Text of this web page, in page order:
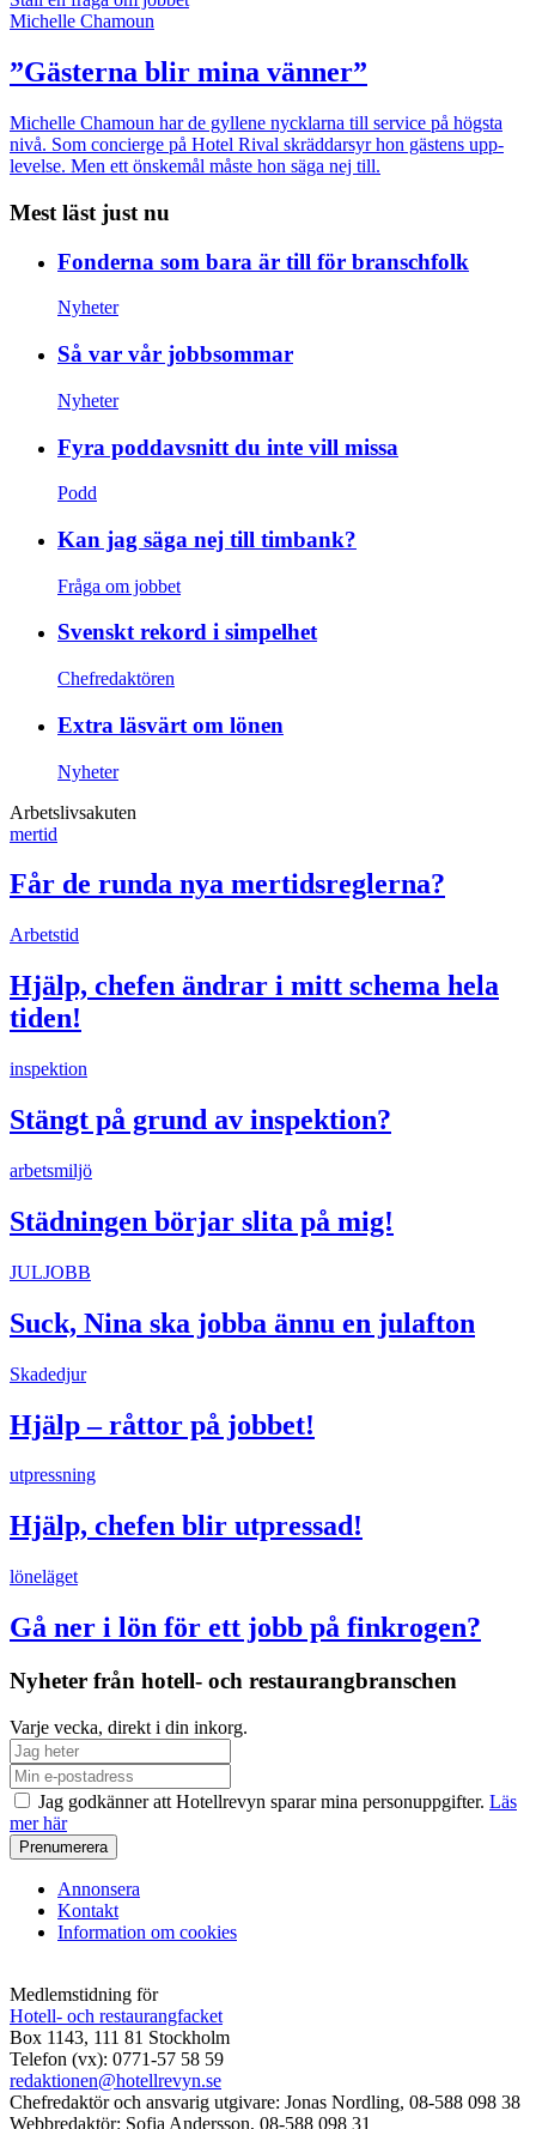
Michelle Chamoun
”Gästerna blir mina vänner”
Michelle Chamoun har de gyllene nycklarna till service på högsta
nivå. Som concierge på Hotel Rival skräddarsyr hon gästens upp­
levelse. Men ett önskemål måste hon säga nej till.
Mest läst just nu
Fonderna som bara är till för branschfolk
Nyheter
Så var vår jobbsommar
Nyheter
Fyra poddavsnitt du inte vill missa
Podd
Kan jag säga nej till timbank?
Fråga om jobbet
Svenskt rekord i simpelhet
Chefredaktören
Extra läsvärt om lönen
Nyheter
Arbetslivsakuten
mertid
Får de runda nya mertidsreglerna?
Arbetstid
Hjälp, chefen ändrar i mitt schema hela
tiden!
inspektion
Stängt på grund av inspektion?
arbetsmiljö
Städningen börjar slita på mig!
JULJOBB
Suck, Nina ska jobba ännu en julafton
Skadedjur
Hjälp – råttor på jobbet!
utpressning
Hjälp, chefen blir utpressad!
löneläget
Gå ner i lön för ett jobb på finkrogen?
Nyheter från hotell- och restaurangbranschen
Varje vecka, direkt i din inkorg.
Jag godkänner att Hotellrevyn sparar mina personuppgifter. Läs
mer här
Annonsera
Kontakt
Information om cookies
Medlemstidning för
Hotell- och restaurangfacket
Box 1143, 111 81 Stockholm
Telefon (vx): 0771-57 58 59
redaktionen@hotellrevyn.se
Chefredaktör och ansvarig utgivare: Jonas Nordling, 08-588 098 38
Webbredaktör: Sofia Andersson, 08-588 098 31